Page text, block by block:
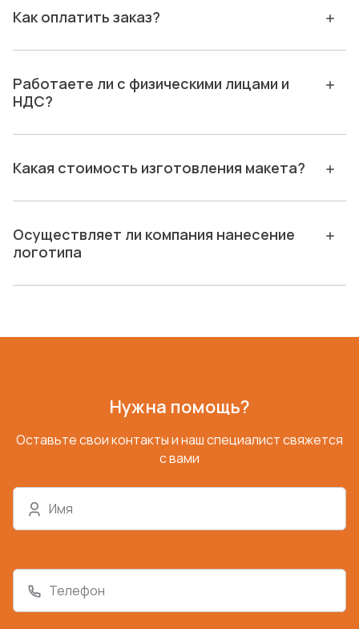
Как оплатить заказ?
Работаете ли с физическими лицами и
НДС?
Какая стоимость изготовления макета?
Осуществляет ли компания нанесение
логотипа
Нужна помощь?
Оставьте свои контакты и наш специалист свяжется
с вами
Имя
Телефон